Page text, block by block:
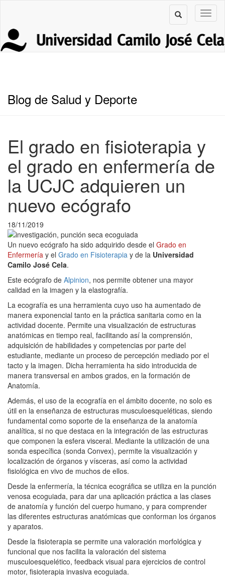
Blog de Salud y Deporte
El grado en fisioterapia y
el grado en enfermería de
la UCJC adquieren un
nuevo ecógrafo
18/11/2019
Un nuevo ecógrafo ha sido adquirido desde el Grado en
Enfermería y el Grado en Fisioterapia y de la Universidad
Camilo José Cela.
Este ecógrafo de Alpinion, nos permite obtener una mayor
calidad en la imagen y la elastografía.
La ecografía es una herramienta cuyo uso ha aumentado de
manera exponencial tanto en la práctica sanitaria como en la
actividad docente. Permite una visualización de estructuras
anatómicas en tiempo real, facilitando así la comprensión,
adquisición de habilidades y competencias por parte del
estudiante, mediante un proceso de percepción mediado por el
tacto y la imagen. Dicha herramienta ha sido introducida de
manera transversal en ambos grados, en la formación de
Anatomía.
Además, el uso de la ecografía en el ámbito docente, no solo es
útil en la enseñanza de estructuras musculoesqueléticas, siendo
fundamental como soporte de la enseñanza de la anatomía
analítica, si no que destaca en la integración de las estructuras
que componen la esfera visceral. Mediante la utilización de una
sonda específica (sonda Convex), permite la visualización y
localización de órganos y vísceras, así como la actividad
fisiológica en vivo de muchos de ellos.
Desde la enfermería, la técnica ecográfica se utiliza en la punción
venosa ecoguiada, para dar una aplicación práctica a las clases
de anatomía y función del cuerpo humano, y para comprender
las diferentes estructuras anatómicas que conforman los órganos
y aparatos.
Desde la fisioterapia se permite una valoración morfológica y
funcional que nos facilita la valoración del sistema
musculoesquelético, feedback visual para ejercicios de control
motor, fisioterapia invasiva ecoguiada.